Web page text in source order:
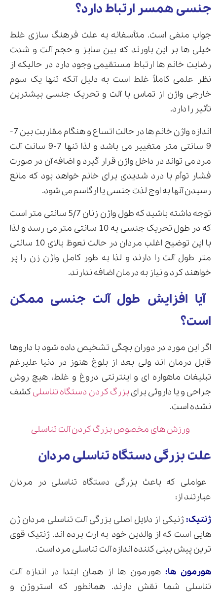
جنسی همسر ارتباط دارد؟
جواب منفی است. متأسفانه به علت فرهنگ سازی غلط
خیلی ها بر این باورند که بین سایز و حجم آلت و شدت
رضایت خانم ها ارتباط مستقیمی وجود دارد در حالیکه از
نظر علمی کاملاً غلط است به دلیل آنکه تنها یک سوم
خارجی واژن از تماس با آلت و تحریک جنسی بیشترین
تأثیر را دارد.
اندازه واژن خانم ها در حالت اتساع و هنگام مقاربت بین 7-
9 سانتی متر متغییر می باشد و لذا تنها 7-9 سانت آلت
مرد می تواند در داخل واژن قرار گیرد و اضافه آن در صورت
فشار توأم با درد شدیدی برای خانم خواهد بود که مانع
رسیدن آنها به اوج لذت جنسی یا ارگاسم می شود.
توجه داشته باشید که طول واژن زنان 5/7 سانتی متر است
که در طول تحریک جنسی به 10 سانتی متر می رسد و لذا
با این توضیح اغلب مردان در حالت نعوظ بالای 10 سانتی
متر طول آلت را دارند و لذا به طور کامل واژن زن را پر
خواهند کرد و نیاز به درمان اضافه ندارند.
آیا افزایش طول آلت جنسی ممکن
است؟
اگر این مورد در دوران بچگی تشخیص داده شود با داروها
قابل درمان اند ولی بعد از بلوغ هنوز در دنیا علیرغم
تبلیغات ماهواره ای و اینترنتی دروغ و غلط، هیچ روش
جراحی و یا داروئی برای بزرگ کردن دستگاه تناسلی کشف
نشده است.
ورزش های مخصوص بزرگ کردن آلت تناسلی
علت بزرگی دستگاه تناسلی مردان
عواملی که باعث بزرگی دستگاه تناسلی در مردان
عبارتند از:
ژنتیک: ژنیکی از دلایل اصلی بزرگی آلت تناسلی مردان ژن
هایی است که از والدین خود به ارث برده اند. ژنتیک قوی
ترین پیش بینی کننده اندازه آلت تناسلی مرد است.
هورمون ها: هورمون ها از همان ابتدا در اندازه آلت
تناسلی شما نقش دارند. همانطور که استروژن و